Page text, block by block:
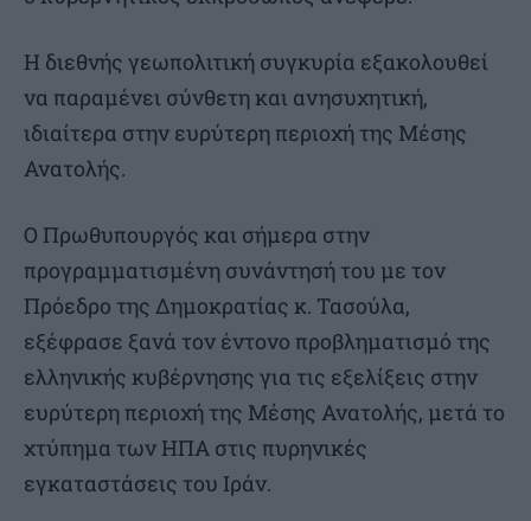
Η διεθνής γεωπολιτική συγκυρία εξακολουθεί
να παραμένει σύνθετη και ανησυχητική,
ιδιαίτερα στην ευρύτερη περιοχή της Μέσης
Ανατολής.
Ο Πρωθυπουργός και σήμερα στην
προγραμματισμένη συνάντησή του με τον
Πρόεδρο της Δημοκρατίας κ. Τασούλα,
εξέφρασε ξανά τον έντονο προβληματισμό της
ελληνικής κυβέρνησης για τις εξελίξεις στην
ευρύτερη περιοχή της Μέσης Ανατολής, μετά το
χτύπημα των ΗΠΑ στις πυρηνικές
εγκαταστάσεις του Ιράν.